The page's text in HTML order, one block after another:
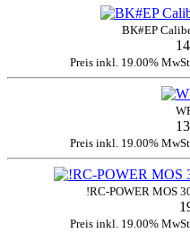
BK#EP
Preis inkl. 19.00%
Preis inkl. 19.00%
!RC-POWER MOS
Preis inkl. 19.00%